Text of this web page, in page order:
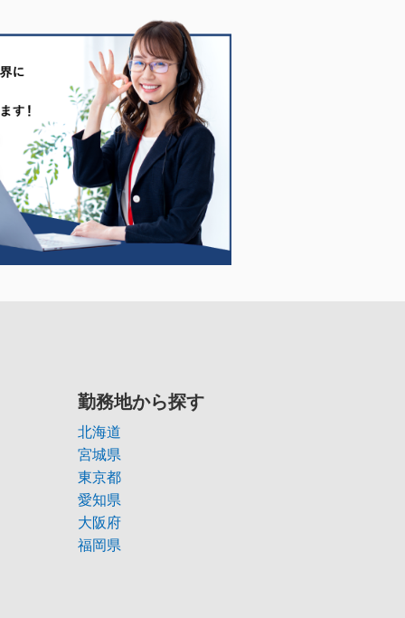
勤務地から探す
北海道
宮城県
東京都
愛知県
大阪府
福岡県